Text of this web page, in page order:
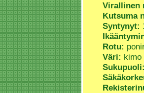
Virallinen
Kutsuma
Syntynyt:
Rotu:
Väri: kimo
Sukupuoli: